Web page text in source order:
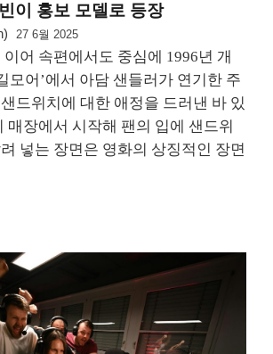
이 홍보 모델로 등장
27 6월 2025
어 속편에서도 중심에 1996년 개
모어’에서 아담 샌들러가 연기한 주
드위치에 대한 애정을 드러낸 바 있
매장에서 시작해 팬의 입에 샌드위
넣는 장면은 영화의 상징적인 장면